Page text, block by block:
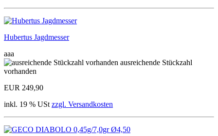
Hubertus Jagdmesser
aaa
ausreichende Stückzahl
vorhanden
EUR 249,90
inkl. 19 % USt zzgl. Versandkosten